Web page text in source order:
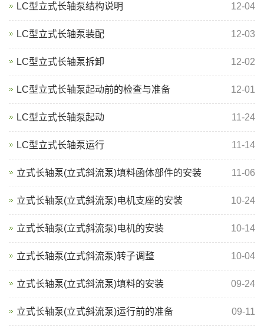
LC型立式长轴泵结构说明 12-04
LC型立式长轴泵装配 12-03
LC型立式长轴泵拆卸 12-02
LC型立式长轴泵起动前的检查与准备 12-01
LC型立式长轴泵起动 11-24
LC型立式长轴泵运行 11-14
立式长轴泵(立式斜流泵)填料函体部件的安装 11-06
立式长轴泵(立式斜流泵)电机支座的安装 10-24
立式长轴泵(立式斜流泵)电机的安装 10-14
立式长轴泵(立式斜流泵)转子调整 10-04
立式长轴泵(立式斜流泵)填料的安装 09-24
立式长轴泵(立式斜流泵)运行前的准备 09-11